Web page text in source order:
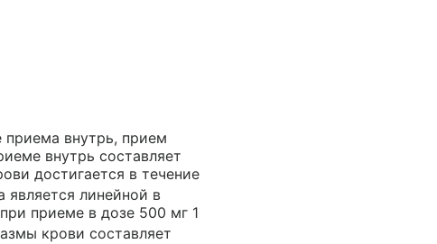
приема внутрь, прием
внутрь составляет
достигается в течение
является линейной в
приеме в дозе 500 мг 1
крови составляет